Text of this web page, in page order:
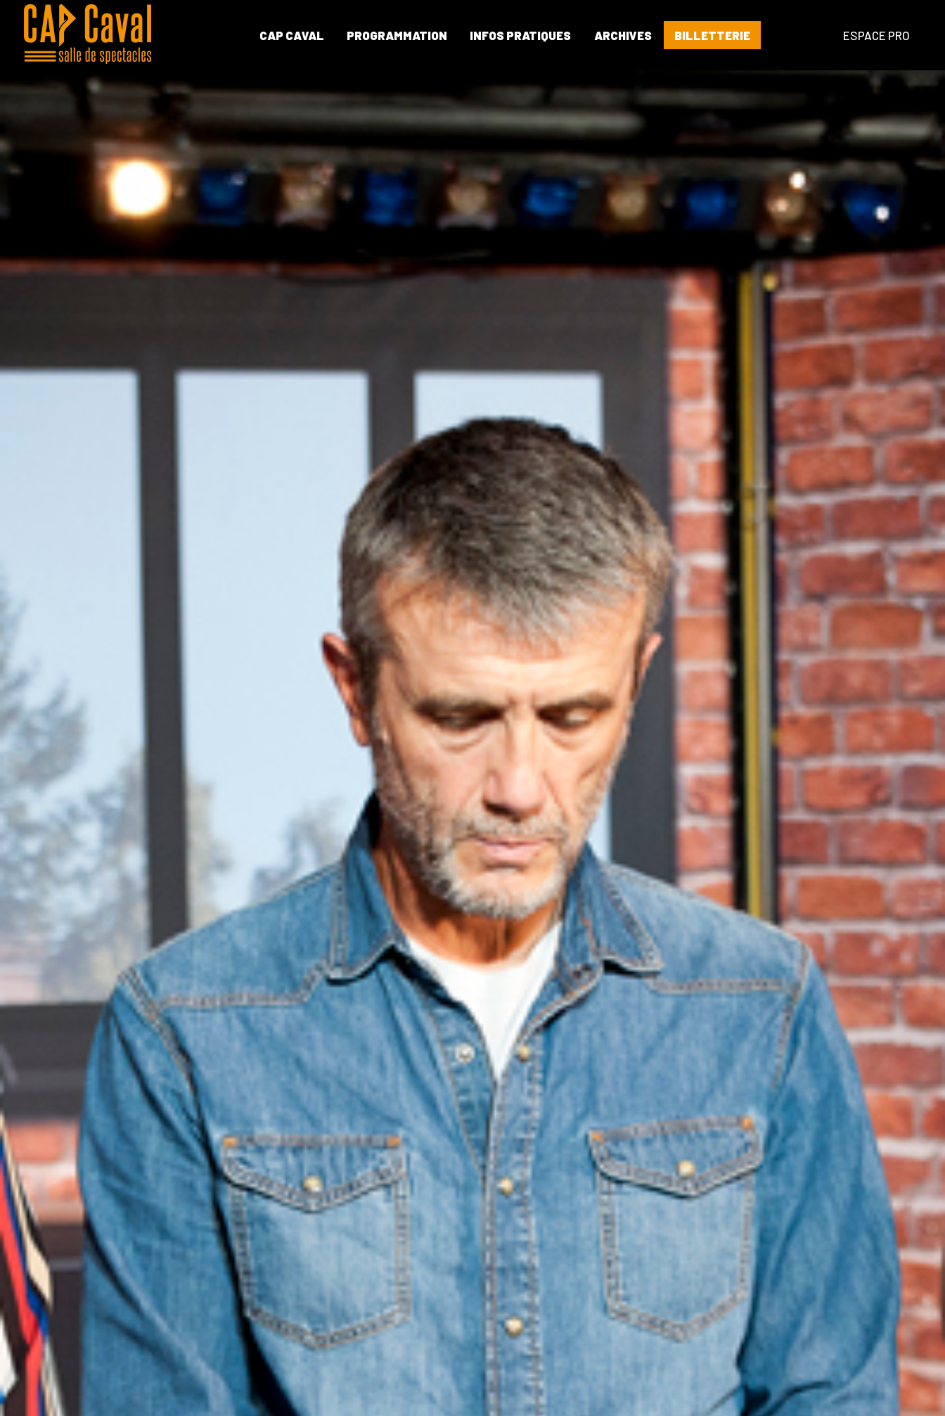
CAP CAVAL PROGRAMMATION INFOS PRATIQUES ARCHIVES BILLETTERIE ESPACE PRO
CAP CAVAL
PROGRAMMATION
INFOS PRATIQUES
ARCHIVES
ESPACE PRO